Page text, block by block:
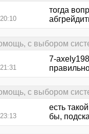
тогда
с выбором
7-
с выбором
есть
бы,